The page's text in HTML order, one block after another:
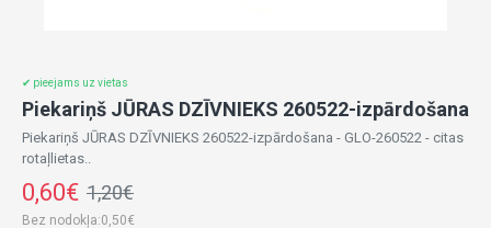
✔ pieejams uz vietas
Piekariņš JŪRAS DZĪVNIEKS 260522-izpārdošana
Piekariņš JŪRAS DZĪVNIEKS 260522-izpārdošana - GLO-260522 - citas
rotaļlietas..
0,60€ 1,20€
Bez nodokļa:0,50€